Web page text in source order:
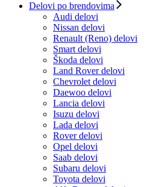
Delovi po brendovima
Audi delovi
Nissan delovi
Renault (Reno) delovi
Smart delovi
Škoda delovi
Land Rover delovi
Chevrolet delovi
Daewoo delovi
Lancia delovi
Isuzu delovi
Lada delovi
Rover delovi
Opel delovi
Saab delovi
Subaru delovi
Toyota delovi